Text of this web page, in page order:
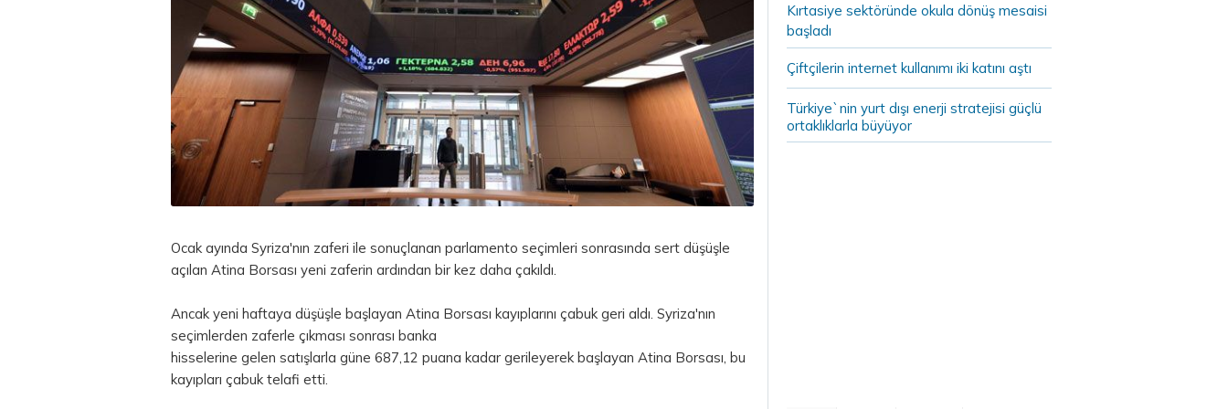
Ocak ayında Syriza'nın zaferi ile sonuçlanan parlamento seçimleri sonrasında sert düşüşle
açılan Atina Borsası yeni zaferin ardından bir kez daha çakıldı.
Ancak yeni haftaya düşüşle başlayan Atina Borsası kayıplarını çabuk geri aldı. Syriza'nın
seçimlerden zaferle çıkması sonrası banka
hisselerine gelen satışlarla güne 687,12 puana kadar gerileyerek başlayan Atina Borsası, bu
kayıpları çabuk telafi etti.
Kırtasiye sektöründe okula dönüş mesaisi
başladı
Çiftçilerin internet kullanımı iki katını aştı
Türkiye`nin yurt dışı enerji stratejisi güçlü
ortaklıklarla büyüyor